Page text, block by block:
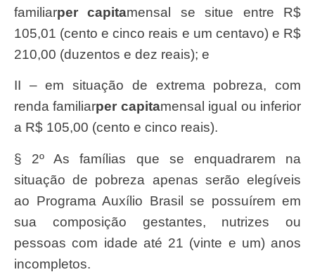
familiarper capitamensal se situe entre R$
105,01 (cento e cinco reais e um centavo) e R$
210,00 (duzentos e dez reais); e
II – em situação de extrema pobreza, com
renda familiarper capitamensal igual ou inferior
a R$ 105,00 (cento e cinco reais).
§ 2º As famílias que se enquadrarem na
situação de pobreza apenas serão elegíveis
ao Programa Auxílio Brasil se possuírem em
sua composição gestantes, nutrizes ou
pessoas com idade até 21 (vinte e um) anos
incompletos.